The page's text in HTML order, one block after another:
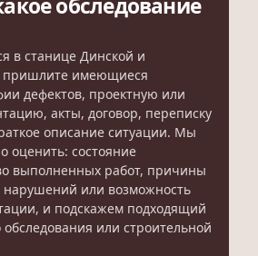
в станице Динской и
пришлите имеющиеся
дефектов, проектную или
акты, договор, переписку
описание ситуации. Мы
оценить: состояние
выполненных работ, причины
или возможность
и подскажем подходящий
или строительной